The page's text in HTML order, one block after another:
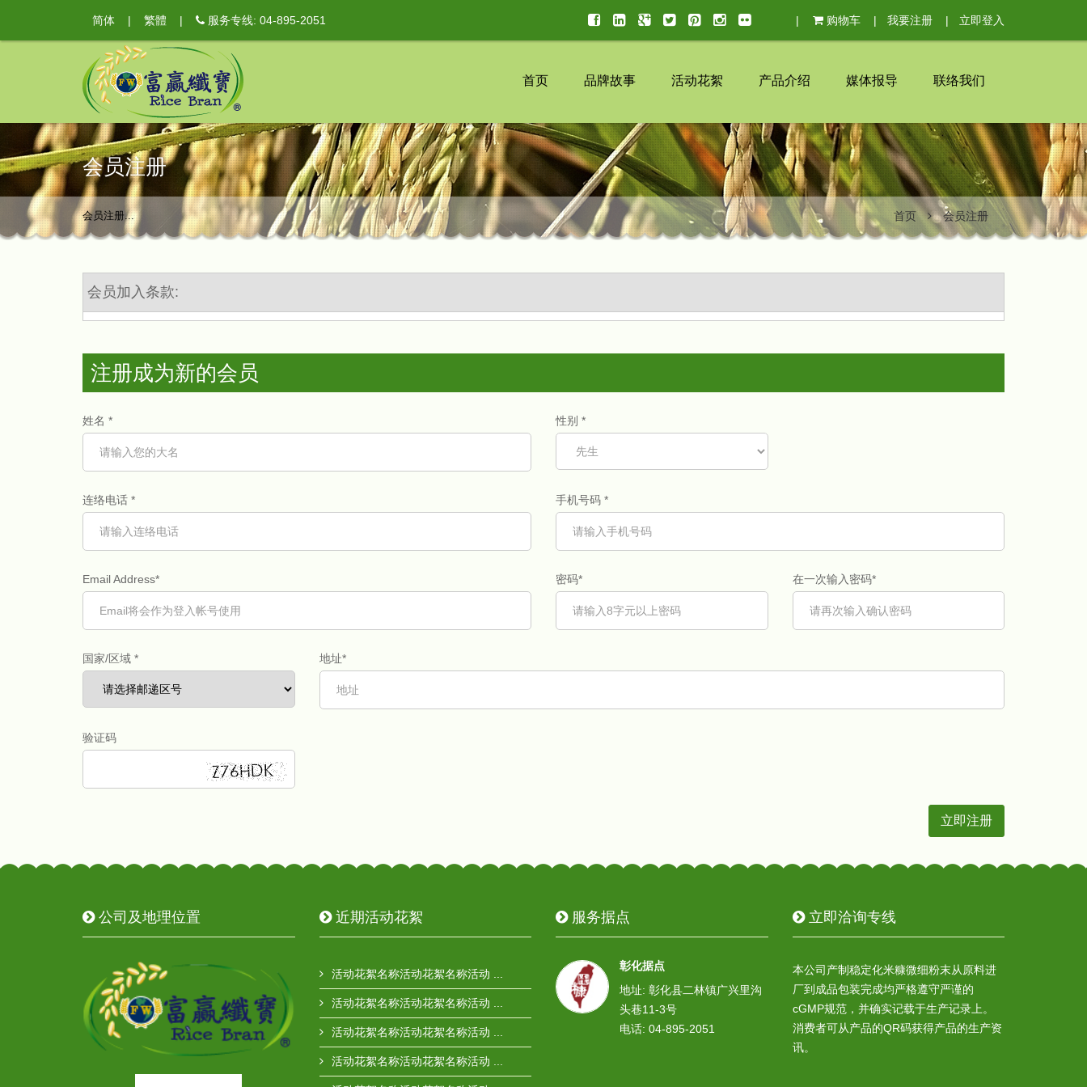
简体 | 繁體 | 服务专线: 04-895-2051 购物车 我要注册 立即登入
首页 品牌故事 活动花絮 产品介绍 媒体报导 联络我们
会员注册
会员注册... 首页 会员注册
会员加入条款:
注册成为新的会员
姓名 * 性别 *
连络电话 * 手机号码 *
Email Address* 密码* 在一次输入密码*
国家/区域 * 地址*
验证码
公司及地理位置 近期活动花絮
活动花絮名称活动花絮名称活动 ...
活动花絮名称活动花絮名称活动 ...
活动花絮名称活动花絮名称活动 ...
活动花絮名称活动花絮名称活动 ...
服务据点
彰化据点
地址: 彰化县二林镇广兴里沟
头巷11-3号
电话: 04-895-2051
立即洽询专线
本公司产制稳定化米糠微细粉末从原料进
厂到成品包装完成均严格遵守严谨的
cGMP规范，并确实记载于生产记录上。
消费者可从产品的QR码获得产品的生产资
讯。